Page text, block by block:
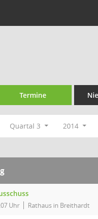
Termine
Quartal 3 2014
Uhr Rathaus in Breithardt